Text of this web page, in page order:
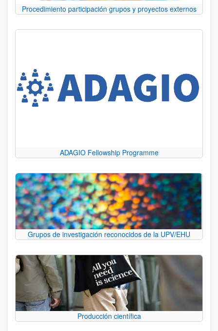
Procedimiento participación grupos y proyectos externos
ADAGIO Fellowship Programme
Grupos de investigación reconocidos de la UPV/EHU
Producción científica